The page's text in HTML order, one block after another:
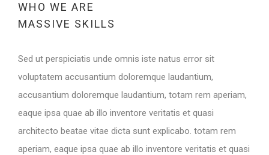
WHO WE ARE
MASSIVE SKILLS
Sed ut perspiciatis unde omnis iste natus error sit
voluptatem accusantium doloremque laudantium,
accusantium doloremque laudantium, totam rem aperiam,
eaque ipsa quae ab illo inventore veritatis et quasi
architecto beatae vitae dicta sunt explicabo. totam rem
aperiam, eaque ipsa quae ab illo inventore veritatis et quasi